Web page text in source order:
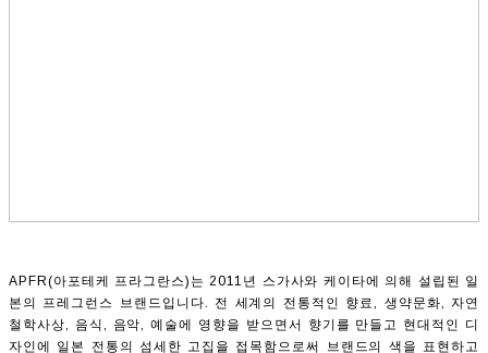
APFR(아포테케 프라그란스)는 2011년 스가사와 케이타에 의해 설립된 일
본의 프레그런스 브랜드입니다. 전 세계의 전통적인 향료, 생약문화, 자연
철학사상, 음식, 음악, 예술에 영향을 받으면서 향기를 만들고 현대적인 디
자인에 일본 전통의 섬세한 고집을 접목함으로써 브랜드의 색을 표현하고